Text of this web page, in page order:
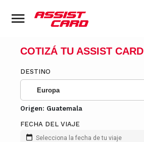
COTIZÁ TU ASSIST CARD
DESTINO
Europa
Origen: Guatemala
FECHA DEL VIAJE
Selecciona la fecha de tu viaje